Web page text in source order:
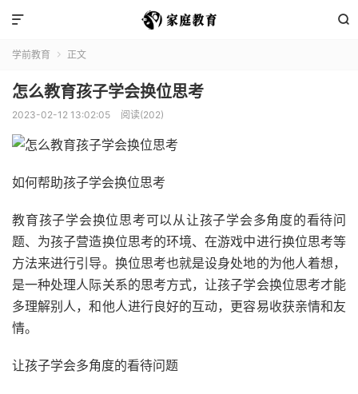


学前教育  正文
怎么教育孩子学会换位思考
2023-02-12 13:02:05 阅读(202)
如何帮助孩子学会换位思考
教育孩子学会换位思考可以从让孩子学会多角度的看待问
题、为孩子营造换位思考的环境、在游戏中进行换位思考等
方法来进行引导。换位思考也就是设身处地的为他人着想，
是一种处理人际关系的思考方式，让孩子学会换位思考才能
多理解别人，和他人进行良好的互动，更容易收获亲情和友
情。
让孩子学会多角度的看待问题